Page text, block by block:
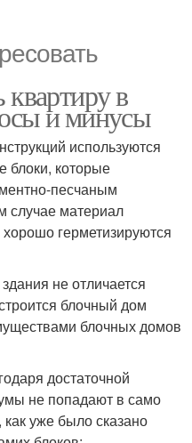
в
и минусы
используются
блоки, которые
песчаным
случае материал
герметизируются
не отличается
блочный дом
блочных домов
достаточной
не попадают в само
уже было сказано